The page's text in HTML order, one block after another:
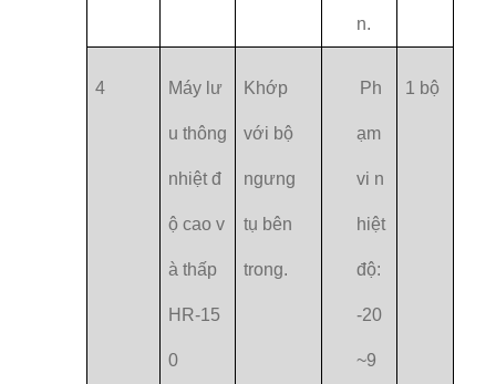
n.
4 Máy lư
u thông
nhiệt đ
ộ cao v
à thấp
HR-15
0
Khớp
với bộ
ngưng
tụ bên
trong.
Ph
ạm
vi n
hiệt
độ:
-20
~9
1 bộ